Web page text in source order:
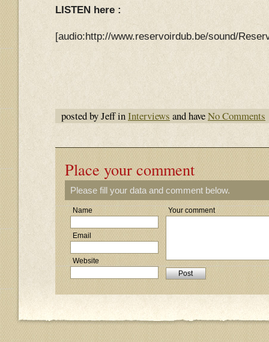
LISTEN here :
[audio:http://www.reservoirdub.be/sound/
posted by Jeff inInterviews and haveNo Comments
Place your comment
Please fill your data and comment below.
Name
Email
Website
Your comment